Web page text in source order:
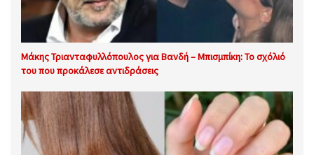
Μάκης Τριανταφυλλόπουλος για Βανδή – Μπισμπίκη: Το σχόλιό
του που προκάλεσε αντιδράσεις